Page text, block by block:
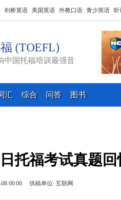
剑桥英语 美国英语 外教口语 青少英语 听
(TOEFL)
中国托福培训最强音
汇 综合 问答 图书
托福考试真题回
08 00:00 供稿单位: 互联网